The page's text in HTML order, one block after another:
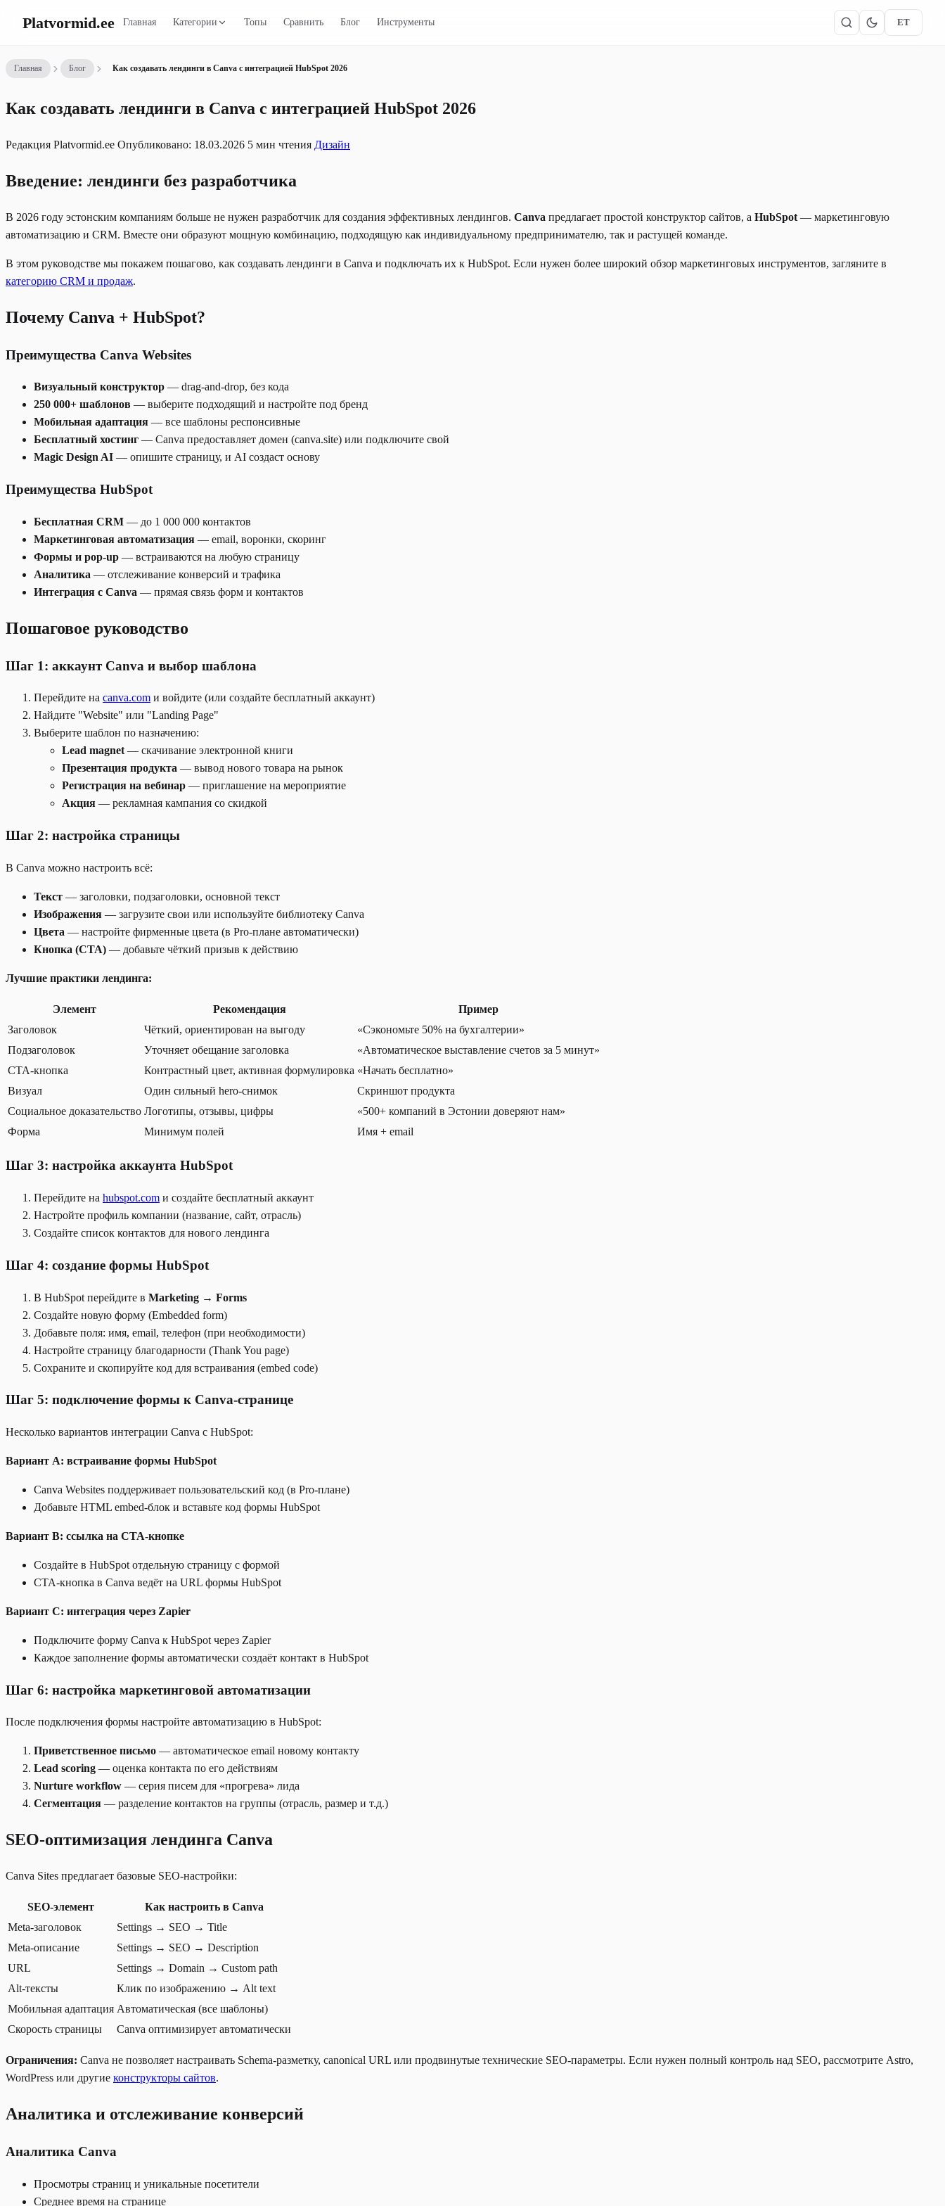
Platvormid.ee Главная Категории Топы Сравнить Блог Инструменты ET
Главная Блог Как создавать лендинги в Canva с интеграцией HubSpot 2026
Как создавать лендинги в Canva с интеграцией HubSpot 2026
Редакция Platvormid.ee Опубликовано: 18.03.2026 5 мин чтения Дизайн
Введение: лендинги без разработчика
В 2026 году эстонским компаниям больше не нужен разработчик для создания эффективных лендингов. Canva предлагает простой конструктор сайтов, а HubSpot — маркетинговую
автоматизацию и CRM. Вместе они образуют мощную комбинацию, подходящую как индивидуальному предпринимателю, так и растущей команде.
В этом руководстве мы покажем пошагово, как создавать лендинги в Canva и подключать их к HubSpot. Если нужен более широкий обзор маркетинговых инструментов, загляните в
категорию CRM и продаж.
Почему Canva + HubSpot?
Преимущества Canva Websites
Визуальный конструктор — drag-and-drop, без кода
250 000+ шаблонов — выберите подходящий и настройте под бренд
Мобильная адаптация — все шаблоны респонсивные
Бесплатный хостинг — Canva предоставляет домен (canva.site) или подключите свой
Magic Design AI — опишите страницу, и AI создаст основу
Преимущества HubSpot
Бесплатная CRM — до 1 000 000 контактов
Маркетинговая автоматизация — email, воронки, скоринг
Формы и pop-up — встраиваются на любую страницу
Аналитика — отслеживание конверсий и трафика
Интеграция с Canva — прямая связь форм и контактов
Пошаговое руководство
Шаг 1: аккаунт Canva и выбор шаблона
Перейдите на canva.com и войдите (или создайте бесплатный аккаунт)
Найдите "Website" или "Landing Page"
Выберите шаблон по назначению:
Lead magnet — скачивание электронной книги
Презентация продукта — вывод нового товара на рынок
Регистрация на вебинар — приглашение на мероприятие
Акция — рекламная кампания со скидкой
Шаг 2: настройка страницы
В Canva можно настроить всё:
Текст — заголовки, подзаголовки, основной текст
Изображения — загрузите свои или используйте библиотеку Canva
Цвета — настройте фирменные цвета (в Pro-плане автоматически)
Кнопка (CTA) — добавьте чёткий призыв к действию
Лучшие практики лендинга:
Элемент Рекомендация
Пример
Заголовок
Чёткий, ориентирован на выгоду
«Сэкономьте 50% на бухгалтерии»
Подзаголовок
Уточняет обещание заголовка
«Автоматическое выставление счетов за 5 минут»
CTA-кнопка
Контрастный цвет, активная формулировка «Начать бесплатно»
Визуал
Один сильный hero-снимок
Скриншот продукта
Социальное доказательство Логотипы, отзывы, цифры
«500+ компаний в Эстонии доверяют нам»
Форма
Минимум полей Имя + email
Шаг 3: настройка аккаунта HubSpot
Перейдите на hubspot.com и создайте бесплатный аккаунт
Настройте профиль компании (название, сайт, отрасль)
Создайте список контактов для нового лендинга
Шаг 4: создание формы HubSpot
В HubSpot перейдите в Marketing → Forms
Создайте новую форму (Embedded form)
Добавьте поля: имя, email, телефон (при необходимости)
Настройте страницу благодарности (Thank You page)
Сохраните и скопируйте код для встраивания (embed code)
Шаг 5: подключение формы к Canva-странице
Несколько вариантов интеграции Canva с HubSpot:
Вариант A: встраивание формы HubSpot
Canva Websites поддерживает пользовательский код (в Pro-плане)
Добавьте HTML embed-блок и вставьте код формы HubSpot
Вариант B: ссылка на CTA-кнопке
Создайте в HubSpot отдельную страницу с формой
CTA-кнопка в Canva ведёт на URL формы HubSpot
Вариант C: интеграция через Zapier
Подключите форму Canva к HubSpot через Zapier
Каждое заполнение формы автоматически создаёт контакт в HubSpot
Шаг 6: настройка маркетинговой автоматизации
После подключения формы настройте автоматизацию в HubSpot:
Приветственное письмо — автоматическое email новому контакту
Lead scoring — оценка контакта по его действиям
Nurture workflow — серия писем для «прогрева» лида
Сегментация — разделение контактов на группы (отрасль, размер и т.д.)
SEO-оптимизация лендинга Canva
Canva Sites предлагает базовые SEO-настройки:
SEO-элемент
Как настроить в Canva
Meta-заголовок
Settings → SEO → Title
Meta-описание
Settings → SEO → Description
URL
Settings → Domain → Custom path
Alt-тексты
Клик по изображению → Alt text
Мобильная адаптация Автоматическая (все шаблоны)
Скорость страницы
Canva оптимизирует автоматически
Ограничения: Canva не позволяет настраивать Schema-разметку, canonical URL или продвинутые технические SEO-параметры. Если нужен полный контроль над SEO, рассмотрите Astro,
WordPress или другие конструкторы сайтов.
Аналитика и отслеживание конверсий
Аналитика Canva
Просмотры страниц и уникальные посетители
Среднее время на странице